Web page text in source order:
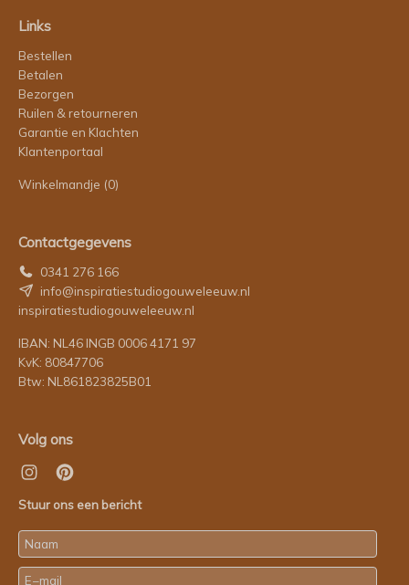
Links
Bestellen
Betalen
Bezorgen
Ruilen & retourneren
Garantie en Klachten
Klantenportaal
Winkelmandje (0)
Contactgegevens
0341 276 166
info@inspiratiestudiogouweleeuw.nl
inspiratiestudiogouweleeuw.nl
IBAN: NL46 INGB 0006 4171 97
KvK: 80847706
Btw: NL861823825B01
Volg ons
Stuur ons een bericht